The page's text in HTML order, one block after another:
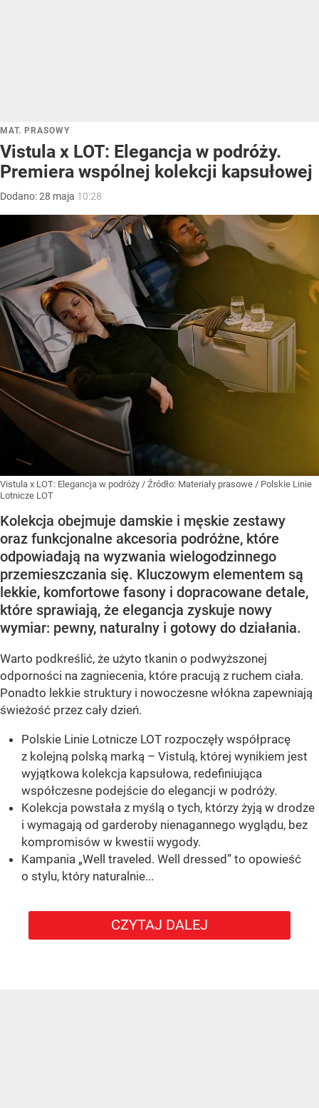
MAT. PRASOWY
Vistula x LOT: Elegancja w podróży.
Premiera wspólnej kolekcji kapsułowej
Dodano:28 maja 10:28
Vistula x LOT: Elegancja w podróży / Źródło: Materiały prasowe / Polskie Linie
Lotnicze LOT
Kolekcja obejmuje damskie i męskie zestawy
oraz funkcjonalne akcesoria podróżne, które
odpowiadają na wyzwania wielogodzinnego
przemieszczania się. Kluczowym elementem są
lekkie, komfortowe fasony i dopracowane detale,
które sprawiają, że elegancja zyskuje nowy
wymiar: pewny, naturalny i gotowy do działania.
Warto podkreślić, że użyto tkanin o podwyższonej
odporności na zagniecenia, które pracują z ruchem ciała.
Ponadto lekkie struktury i nowoczesne włókna zapewniają
świeżość przez cały dzień.
Polskie Linie Lotnicze LOT rozpoczęły współpracę
z kolejną polską marką – Vistulą, której wynikiem jest
wyjątkowa kolekcja kapsułowa, redefiniująca
współczesne podejście do elegancji w podróży.
Kolekcja powstała z myślą o tych, którzy żyją w drodze
i wymagają od garderoby nienagannego wyglądu, bez
kompromisów w kwestii wygody.
Kampania „Well traveled. Well dressed” to opowieść
o stylu, który naturalnie...
CZYTAJ DALEJ